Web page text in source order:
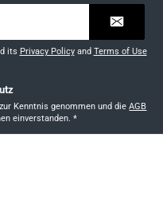
its Privacy Policyand Terms of Use
zur Kenntnis genommen und dieAGB
einverstanden. *